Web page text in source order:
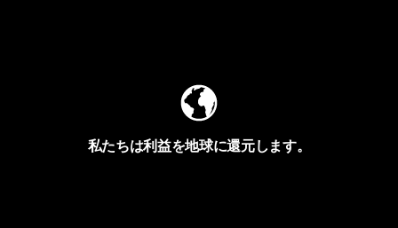
私たちは利益を地球に還元します。